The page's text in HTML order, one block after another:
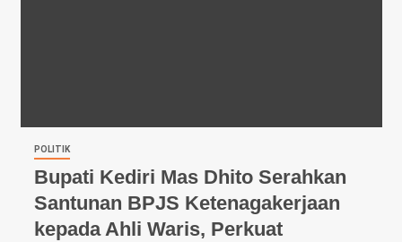
POLITIK
Bupati Kediri Mas Dhito Serahkan
Santunan BPJS Ketenagakerjaan
kepada Ahli Waris, Perkuat